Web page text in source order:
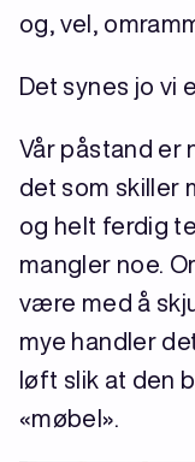
og, vel,
Det synes jo vi
Vår påstand er
det som skiller
og helt ferdig
mangler noe.
være med å
mye handler
løft slik at den
«møbel».